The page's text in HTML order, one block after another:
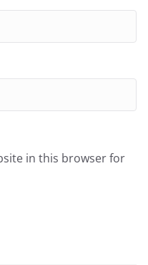
in this browser for